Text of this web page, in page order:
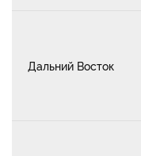
Дальний Восток